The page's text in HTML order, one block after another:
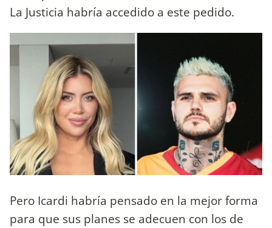
La Justicia habría accedido a este pedido.
Pero Icardi habría pensado en la mejor forma
para que sus planes se adecuen con los de